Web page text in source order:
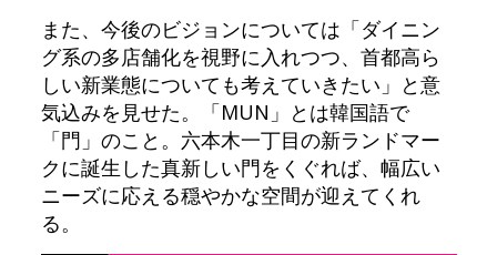
また、今後のビジョンについては「ダイニン
グ系の多店舗化を視野に入れつつ、首都高ら
しい新業態についても考えていきたい」と意
気込みを見せた。「MUN」とは韓国語で
「門」のこと。六本木一丁目の新ランドマー
クに誕生した真新しい門をくぐれば、幅広い
ニーズに応える穏やかな空間が迎えてくれ
る。